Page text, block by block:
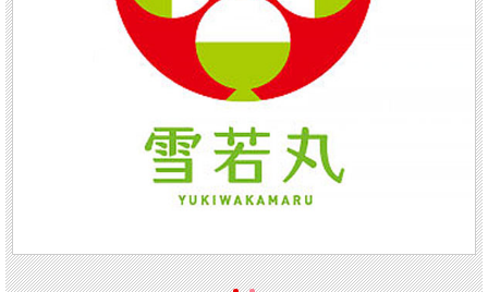
新米、はじめました
10月上旬より発送開始
つや姫の弟「雪若丸」
ぐ、山形県の新しいブランド米。